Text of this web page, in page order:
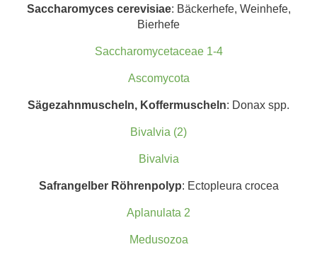
Saccharomyces cerevisiae: Bäckerhefe, Weinhefe,
Bierhefe
Saccharomycetaceae 1-4
Ascomycota
Sägezahnmuscheln, Koffermuscheln: Donax spp.
Bivalvia (2)
Bivalvia
Safrangelber Röhrenpolyp: Ectopleura crocea
Aplanulata 2
Medusozoa